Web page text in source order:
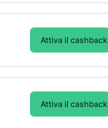
Attiva il cashback
Attiva il cashback